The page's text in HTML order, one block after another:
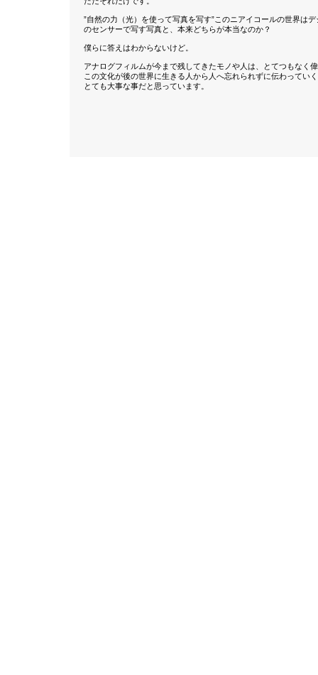
”自然の力（光）を使って写真を写す”このニアイコールの世界は
のセンサーで写す写真と、本来どちらが本当なのか？
僕らに答えはわからないけど。
アナログフィルムが今まで残してきたモノや人は、とてつもなく
この文化が後の世界に生きる人から人へ忘れられずに伝わってい
とても大事な事だと思っています。